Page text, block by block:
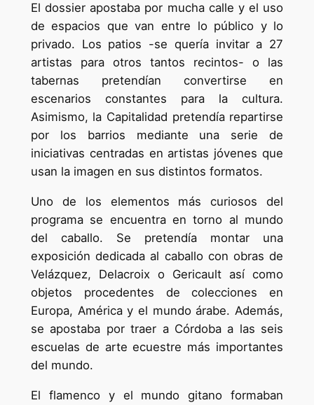
El dossier apostaba por mucha calle y el uso
de espacios que van entre lo público y lo
privado. Los patios -se quería invitar a 27
artistas para otros tantos recintos- o las
tabernas pretendían convertirse en
escenarios constantes para la cultura.
Asimismo, la Capitalidad pretendía repartirse
por los barrios mediante una serie de
iniciativas centradas en artistas jóvenes que
usan la imagen en sus distintos formatos.
Uno de los elementos más curiosos del
programa se encuentra en torno al mundo
del caballo. Se pretendía montar una
exposición dedicada al caballo con obras de
Velázquez, Delacroix o Gericault así como
objetos procedentes de colecciones en
Europa, América y el mundo árabe. Además,
se apostaba por traer a Córdoba a las seis
escuelas de arte ecuestre más importantes
del mundo.
El flamenco y el mundo gitano formaban